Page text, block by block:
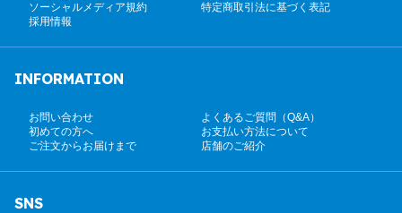
ソーシャルメディア規約
特定商取引法に基づく表記
採用情報
INFORMATION
お問い合わせ
よくあるご質問（Q&A）
初めての方へ
お支払い方法について
ご注文からお届けまで
店舗のご紹介
SNS